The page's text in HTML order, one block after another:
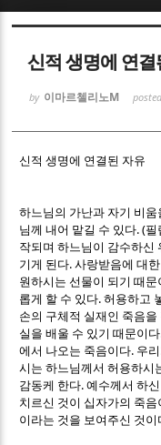
신적 생명에 연결
by 이마르첼리노M
신적 생명에 연결된 자유
하느님의 가난과 자기 비
님께 내어 맡길 수 있다. (필
작되며 하느님이 감수하신
기게 된다.사랑받음에 대
원하시는 선물이 되기 때문
롭게 할 수 있다.허용하고
손의 구체적 실재인 죽음
실을 배울 수 있기 때문이다
에서 나오는 죽음이다. 우
시는 하느님께서 허용하시
감동케 한다.예수께서 하
치르신 것이 십자가의 죽음
이라는 것을 보여주신 것이